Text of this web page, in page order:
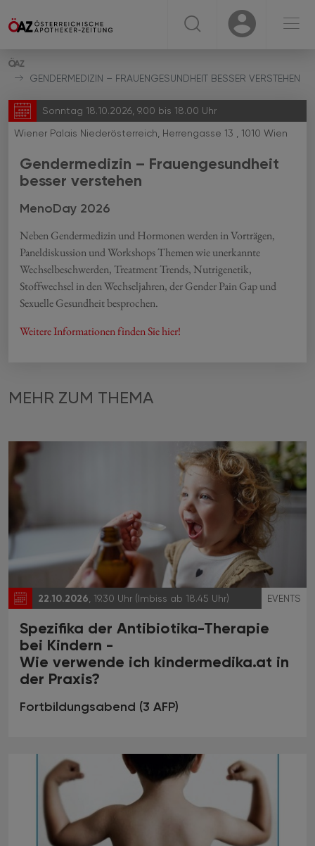
USER USER ☰
GENDERMEDIZIN – FRAUENGESUNDHEIT BESSER VERSTEHEN
Sonntag 18.10.2026, 9.00 bis 18.00 Uhr
Wiener Palais Niederösterreich, Herrengasse 13 , 1010 Wien
Gendermedizin – Frauengesundheit
besser verstehen
MenoDay 2026
Neben Gendermedizin und Hormonen werden in Vorträgen,
Paneldiskussion und Workshops Themen wie unerkannte
Wechselbeschwerden, Treatment Trends, Nutrigenetik,
Stoffwechsel in den Wechseljahren, der Gender Pain Gap und
Sexuelle Gesundheit besprochen.
Weitere Informationen finden Sie hier!
MEHR ZUM THEMA
22.10.2026 , 19.30 Uhr (Imbiss ab 18.45 Uhr) EVENTS
Spezifika der Antibiotika-Therapie
bei Kindern -
Wie verwende ich kindermedika.at in
der Praxis?
Fortbildungsabend (3 AFP)